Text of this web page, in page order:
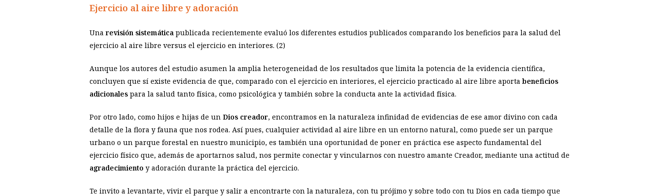
Ejercicio al aire libre y adoración
Una revisión sistemática publicada recientemente evaluó los diferentes estudios publicados comparando los beneficios para la salud del
ejercicio al aire libre versus el ejercicio en interiores. (2)
Aunque los autores del estudio asumen la amplia heterogeneidad de los resultados que limita la potencia de la evidencia científica,
concluyen que sí existe evidencia de que, comparado con el ejercicio en interiores, el ejercicio practicado al aire libre aportabeneficios
adicionales para la salud tanto física, como psicológica y también sobre la conducta ante la actividad física.
Por otro lado, como hijos e hijas de un Dios creador, encontramos en la naturaleza infinidad de evidencias de ese amor divino con cada
detalle de la flora y fauna que nos rodea. Así pues, cualquier actividad al aire libre en un entorno natural, como puede ser un parque
urbano o un parque forestal en nuestro municipio, es también una oportunidad de poner en práctica ese aspecto fundamental del
ejercicio físico que, además de aportarnos salud, nos permite conectar y vincularnos con nuestro amante Creador, mediante una actitud de
agradecimiento y adoración durante la práctica del ejercicio.
Te invito a levantarte, vivir el parque y salir a encontrarte con la naturaleza, con tu prójimo y sobre todo con tu Dios en cada tiempo que